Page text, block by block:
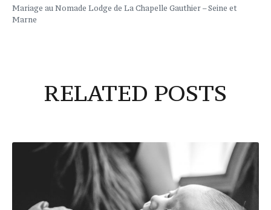
Mariage au Nomade Lodge de La Chapelle Gauthier – Seine et
Marne
RELATED POSTS